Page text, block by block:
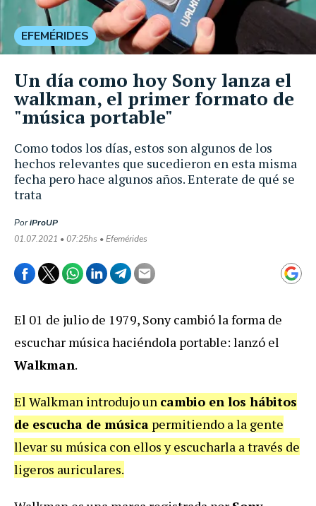
Como todos los días, estos son algunos de los
hechos relevantes que sucedieron en esta misma
fecha pero hace algunos años. Enterate de qué se
trata
PoriProUP
01.07.2021 • 07:25hs • Efemérides
EFEMÉRIDES
Un día como hoy Sony lanza el
walkman, el primer formato de
"música portable"
El 01 de julio de 1979, Sony cambió la forma de
escuchar música haciéndola portable: lanzó el
Walkman.
El Walkman introdujo un cambio en los hábitos
de escucha de música permitiendo a la gente
llevar su música con ellos y escucharla a través de
ligeros auriculares.